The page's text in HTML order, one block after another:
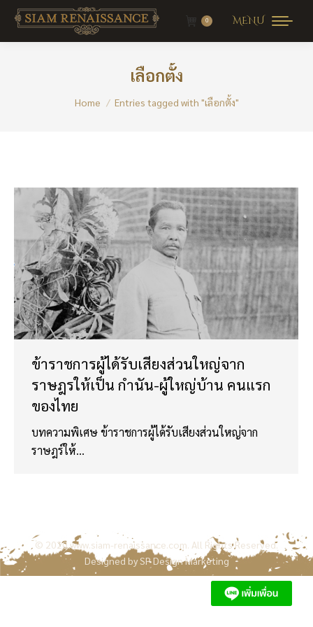
MENU
0
เลือกตั้ง
Home Entries tagged with "เลือกตั้ง"
ข้าราชการผู้ได้รับเสียงส่วนใหญ่จาก
ราษฎรให้เป็น กำนัน-ผู้ใหญ่บ้าน คนแรก
ของไทย
บทความพิเศษ ข้าราชการผู้ได้รับเสียงส่วนใหญ่จาก
ราษฎร์ให้…
© 2020www.siam-renaissance.com. All Rights Reserved.
Designed bySP Design Marketing